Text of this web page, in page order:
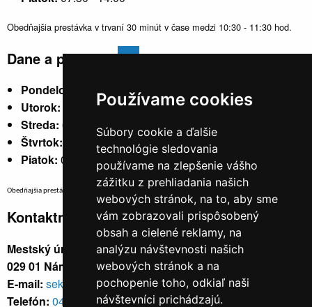
Používame cookies
Súbory cookie a ďalšie
technológie sledovania
používame na zlepšenie vášho
zážitku z prehliadania našich
webových stránok, na to, aby sme
vám zobrazovali prispôsobený
obsah a cielené reklamy, na
analýzu návštevnosti našich
webových stránok a na
pochopenie toho, odkiaľ naši
návštevníci prichádzajú.
Obedňajšia prestávka v trvaní 30 minút v čase medzi 10:30 - 11:30 hod.
Dane a poplatky
Pondelok:
07:30 - 15:30
Utorok:
nestránkový
Streda: 07:30 - 17:00
Štvrtok:
nestránkový
Piatok: 07:30 - 14:00
Obedňajšia prestávka v trvaní 30 minút v čase medzi 10:30 - 11:30 hod.
Kontaktné údaje
Mestský úrad, Cyrila a Metoda 329/6,
029 01 Námestovo
E-mail: sekretariat@namestovo.sk
Telefón: 043 5504711